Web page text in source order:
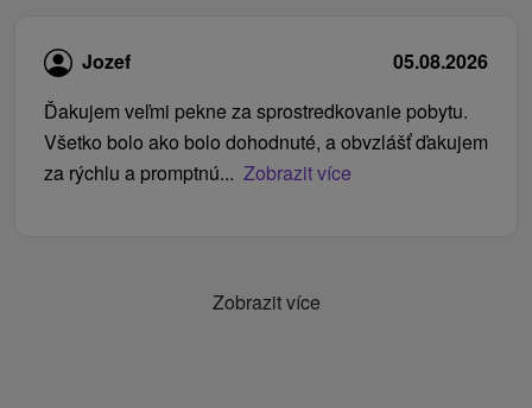
Jozef
05.08.2026
Ďakujem veľmi pekne za sprostredkovanie pobytu.
Všetko bolo ako bolo dohodnuté, a obvzlášť ďakujem
za rýchlu a promptnú... Zobrazit více
Zobrazit více